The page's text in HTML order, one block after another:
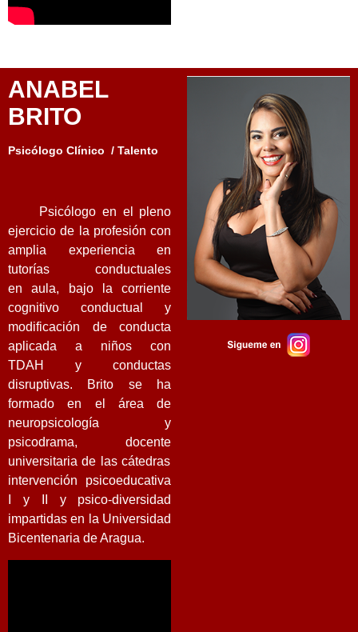
ANABEL
BRITO
Psicólogo Clínico / Talento
Psicólogo en el pleno
ejercicio de la profesión con
amplia experiencia en
tutorías conductuales
enaula, bajo la corriente
cognitivo conductual y
modificación de conducta
aplicada a niños con
TDAHy conductas
disruptivas. Brito se ha
formado en el área de
neuropsicología y
psicodrama, docente
universitaria de las cátedras
intervención psicoeducativa
I y II y psico-diversidad
impartidas en la Universidad
Bicentenaria de Aragua.